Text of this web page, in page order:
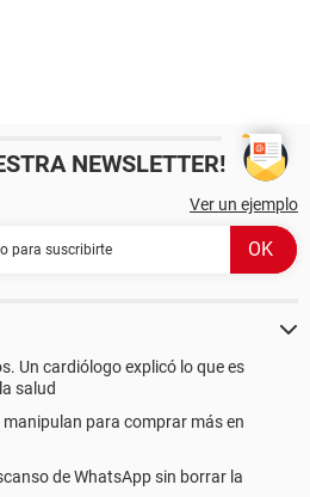
NEWSLETTER!
Ver un ejemplo
Un cardiólogo explicó lo que es
salud
manipulan para comprar más en
de WhatsApp sin borrar la